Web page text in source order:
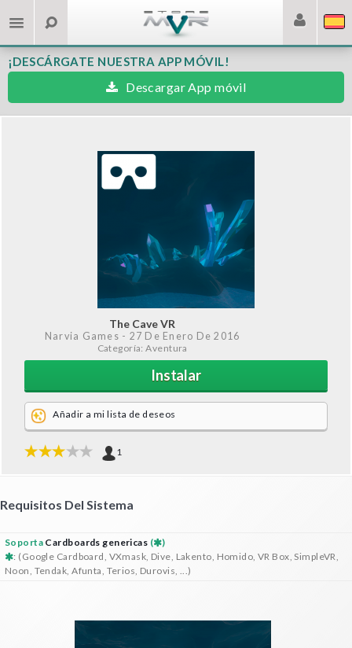
¡DESCÁRGATE NUESTRA APP MÓVIL!
Descargar App móvil
The Cave VR
Narvia Games - 27 De Enero De 2016
Categoría: Aventura
Instalar
Añadir a mi lista de deseos
1
Requisitos Del Sistema
Soporta Cardboards genericas (
)
: (Google Cardboard, VXmask, Dive, Lakento, Homido, VR Box, SimpleVR,
Noon, Tendak, Afunta, Terios, Durovis, ...)